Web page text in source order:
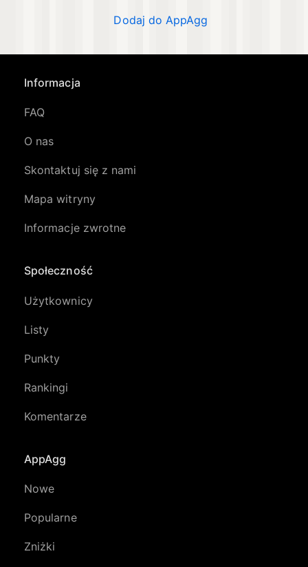
Dodaj do AppAgg
Informacja
FAQ
O nas
Skontaktuj się z nami
Mapa witryny
Informacje zwrotne
Społeczność
Użytkownicy
Listy
Punkty
Rankingi
Komentarze
AppAgg
Nowe
Popularne
Zniżki